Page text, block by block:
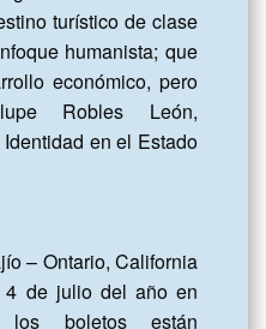
turístico de clase
humanista; que
económico, pero
Robles León,
en el Estado
– Ontario, California
4 de julio del año en
boletos están